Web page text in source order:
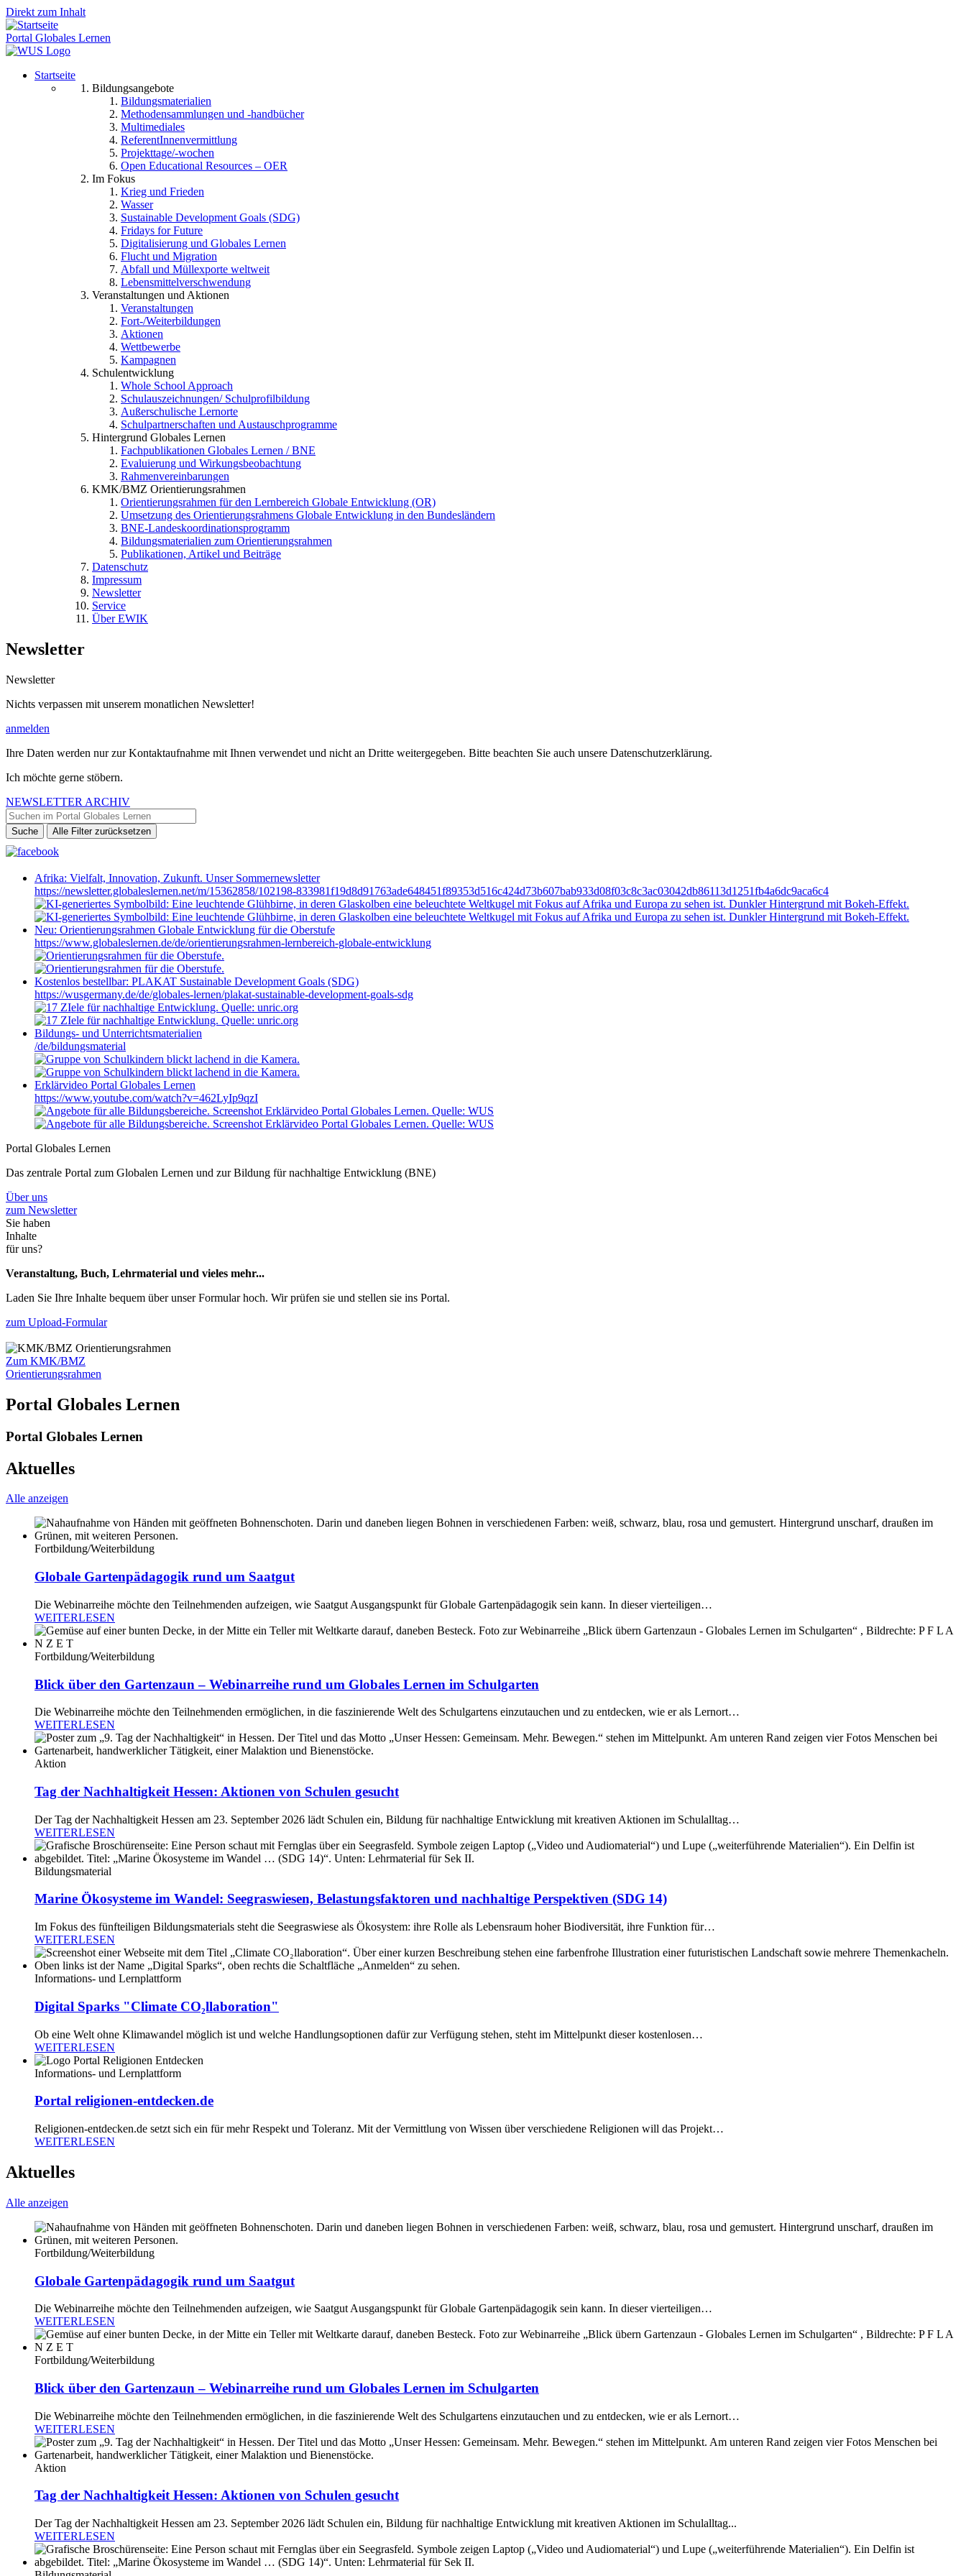
Direkt zum Inhalt
Portal Globales Lernen
Startseite
Bildungsangebote
Bildungsmaterialien
Methodensammlungen und -handbücher
Multimediales
ReferentInnenvermittlung
Projekttage/-wochen
Open Educational Resources – OER
Im Fokus
Krieg und Frieden
Wasser
Sustainable Development Goals (SDG)
Fridays for Future
Digitalisierung und Globales Lernen
Flucht und Migration
Abfall und Müllexporte weltweit
Lebensmittelverschwendung
Veranstaltungen und Aktionen
Veranstaltungen
Fort-/Weiterbildungen
Aktionen
Wettbewerbe
Kampagnen
Schulentwicklung
Whole School Approach
Schulauszeichnungen/ Schulprofilbildung
Außerschulische Lernorte
Schulpartnerschaften und Austauschprogramme
Hintergrund Globales Lernen
Fachpublikationen Globales Lernen / BNE
Evaluierung und Wirkungsbeobachtung
Rahmenvereinbarungen
KMK/BMZ Orientierungsrahmen
Orientierungsrahmen für den Lernbereich Globale Entwicklung (OR)
Umsetzung des Orientierungsrahmens Globale Entwicklung in den Bundesländern
BNE-Landeskoordinationsprogramm
Bildungsmaterialien zum Orientierungsrahmen
Publikationen, Artikel und Beiträge
Datenschutz
Impressum
Newsletter
Service
Über EWIK
Newsletter
Newsletter
Nichts verpassen mit unserem monatlichen Newsletter!
anmelden
Ihre Daten werden nur zur Kontaktaufnahme mit Ihnen verwendet und nicht an Dritte weitergegeben. Bitte beachten Sie auch unsere Datenschutzerklärung.
Ich möchte gerne stöbern.
NEWSLETTER ARCHIV
Afrika: Vielfalt, Innovation, Zukunft. Unser Sommernewsletter
https://newsletter.globaleslernen.net/m/15362858/102198-833981f19d8d91763ade648451f89353d516c424d73b607bab933d08f03c8c3ac03042db86113d1251fb4a6dc9aca6c4
Neu: Orientierungsrahmen Globale Entwicklung für die Oberstufe
https://www.globaleslernen.de/de/orientierungsrahmen-lernbereich-globale-entwicklung
Kostenlos bestellbar: PLAKAT Sustainable Development Goals (SDG)
https://wusgermany.de/de/globales-lernen/plakat-sustainable-development-goals-sdg
Bildungs- und Unterrichtsmaterialien
/de/bildungsmaterial
Erklärvideo Portal Globales Lernen
https://www.youtube.com/watch?v=462LyIp9qzI
Portal Globales Lernen
Das zentrale Portal zum Globalen Lernen und zur Bildung für nachhaltige Entwicklung (BNE)
Über uns
zum Newsletter
Sie haben
Inhalte
für uns?
Veranstaltung, Buch, Lehrmaterial und vieles mehr...
Laden Sie Ihre Inhalte bequem über unser Formular hoch. Wir prüfen sie und stellen sie ins Portal.
zum Upload-Formular
Zum KMK/BMZ
Orientierungsrahmen
Portal Globales Lernen
Portal Globales Lernen
Aktuelles
Alle anzeigen
Fortbildung/Weiterbildung
Globale Gartenpädagogik rund um Saatgut
Die Webinarreihe möchte den Teilnehmenden aufzeigen, wie Saatgut Ausgangspunkt für Globale Gartenpädagogik sein kann. In dieser vierteiligen…
WEITERLESEN
Fortbildung/Weiterbildung
Blick über den Gartenzaun – Webinarreihe rund um Globales Lernen im Schulgarten
Die Webinarreihe möchte den Teilnehmenden ermöglichen, in die faszinierende Welt des Schulgartens einzutauchen und zu entdecken, wie er als Lernort…
WEITERLESEN
Aktion
Tag der Nachhaltigkeit Hessen: Aktionen von Schulen gesucht
Der Tag der Nachhaltigkeit Hessen am 23. September 2026 lädt Schulen ein, Bildung für nachhaltige Entwicklung mit kreativen Aktionen im Schulalltag…
WEITERLESEN
Bildungsmaterial
Marine Ökosysteme im Wandel: Seegraswiesen, Belastungsfaktoren und nachhaltige Perspektiven (SDG 14)
Im Fokus des fünfteiligen Bildungsmaterials steht die Seegraswiese als Ökosystem: ihre Rolle als Lebensraum hoher Biodiversität, ihre Funktion für…
WEITERLESEN
Informations- und Lernplattform
Digital Sparks "Climate CO₂llaboration"
Ob eine Welt ohne Klimawandel möglich ist und welche Handlungsoptionen dafür zur Verfügung stehen, steht im Mittelpunkt dieser kostenlosen…
WEITERLESEN
Informations- und Lernplattform
Portal religionen-entdecken.de
Religionen-entdecken.de setzt sich ein für mehr Respekt und Toleranz. Mit der Vermittlung von Wissen über verschiedene Religionen will das Projekt…
WEITERLESEN
Aktuelles
Alle anzeigen
Fortbildung/Weiterbildung
Globale Gartenpädagogik rund um Saatgut
Die Webinarreihe möchte den Teilnehmenden aufzeigen, wie Saatgut Ausgangspunkt für Globale Gartenpädagogik sein kann. In dieser vierteiligen…
WEITERLESEN
Fortbildung/Weiterbildung
Blick über den Gartenzaun – Webinarreihe rund um Globales Lernen im Schulgarten
Die Webinarreihe möchte den Teilnehmenden ermöglichen, in die faszinierende Welt des Schulgartens einzutauchen und zu entdecken, wie er als Lernort…
WEITERLESEN
Aktion
Tag der Nachhaltigkeit Hessen: Aktionen von Schulen gesucht
Der Tag der Nachhaltigkeit Hessen am 23. September 2026 lädt Schulen ein, Bildung für nachhaltige Entwicklung mit kreativen Aktionen im Schulalltag...
WEITERLESEN